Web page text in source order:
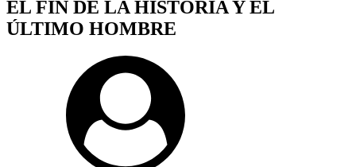
EL FIN DE LA HISTORIA Y EL
ÚLTIMO HOMBRE